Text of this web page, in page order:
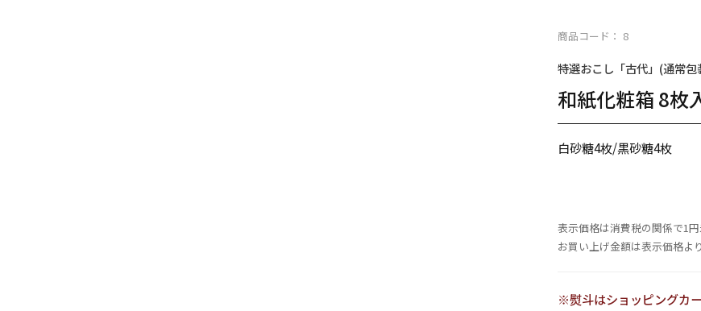
商品コード： 8
特選おこし「古代」(通常包
和紙化粧箱 8枚
白砂糖4枚/黒砂糖4枚
表示価格は消費税の関係で1
お買い上げ金額は表示価格よ
※熨斗はショッピングカ